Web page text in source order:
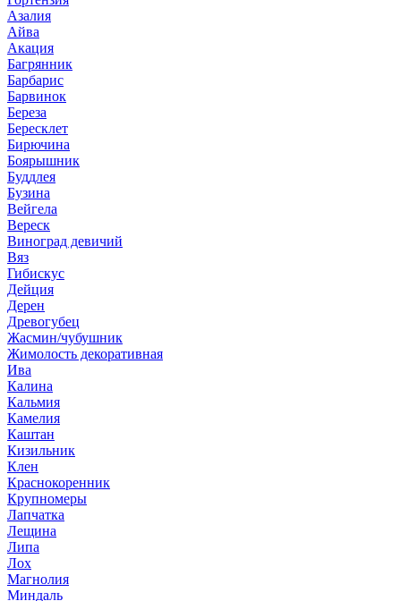
Азалия
Айва
Акация
Багрянник
Барбарис
Барвинок
Береза
Бересклет
Бирючина
Боярышник
Буддлея
Бузина
Вейгела
Вереск
Виноград девичий
Вяз
Гибискус
Дейция
Дерен
Древогубец
Жасмин/чубушник
Жимолость декоративная
Ива
Калина
Кальмия
Камелия
Каштан
Кизильник
Клен
Краснокоренник
Крупномеры
Лапчатка
Лещина
Липа
Лох
Магнолия
Миндаль